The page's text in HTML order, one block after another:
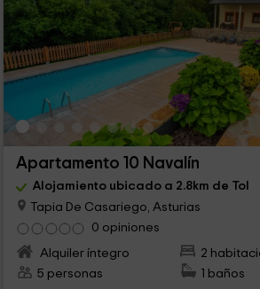
Apartamento 10 Navalín
Alojamiento ubicado a 2.8km de Tol
Tapia De Casariego, Asturias
0 opiniones
Alquiler íntegro
2
5 personas
1 baños